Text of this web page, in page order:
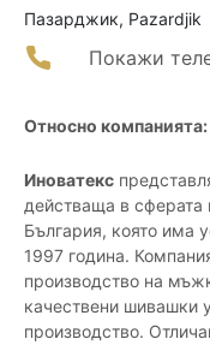
Пазарджик, Pazardjik
Покажи
Относно компанията:
Иноватекс
действаща в
България, която има
1997 година.
производство на
качествени шивашки
производство.